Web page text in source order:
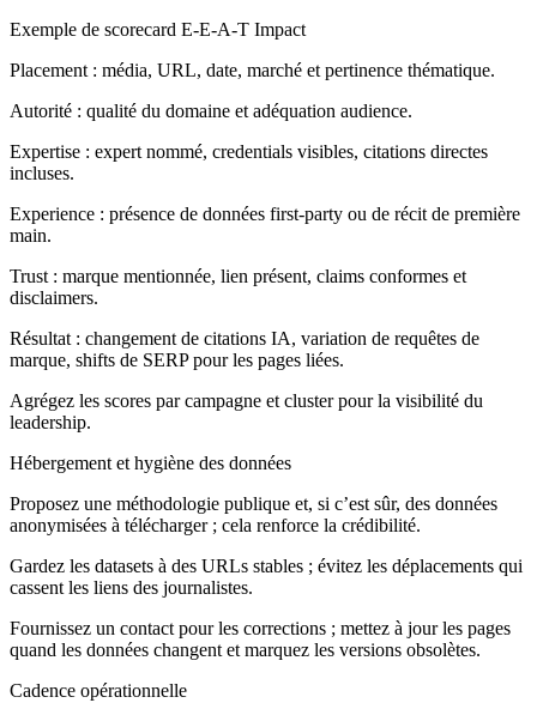
Exemple de scorecard E-E-A-T Impact
Placement : média, URL, date, marché et pertinence thématique.
Autorité : qualité du domaine et adéquation audience.
Expertise : expert nommé, credentials visibles, citations directes
incluses.
Experience : présence de données first‑party ou de récit de première
main.
Trust : marque mentionnée, lien présent, claims conformes et
disclaimers.
Résultat : changement de citations IA, variation de requêtes de
marque, shifts de SERP pour les pages liées.
Agrégez les scores par campagne et cluster pour la visibilité du
leadership.
Hébergement et hygiène des données
Proposez une méthodologie publique et, si c’est sûr, des données
anonymisées à télécharger ; cela renforce la crédibilité.
Gardez les datasets à des URLs stables ; évitez les déplacements qui
cassent les liens des journalistes.
Fournissez un contact pour les corrections ; mettez à jour les pages
quand les données changent et marquez les versions obsolètes.
Cadence opérationnelle